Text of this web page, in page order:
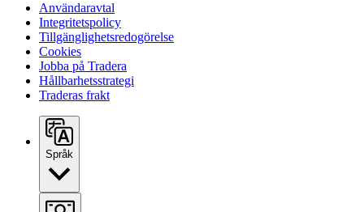
Användaravtal
Integritetspolicy
Tillgänglighetsredogörelse
Cookies
Jobba på Tradera
Hållbarhetsstrategi
Traderas frakt
Språk